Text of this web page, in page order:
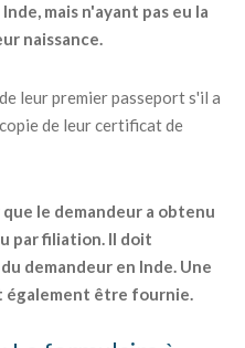
mais n'ayant pas eu la
naissance.
leur premier passeport s'il a
de leur certificat de
le demandeur a obtenu
par filiation. Il doit
demandeur en Inde. Une
également être fournie.